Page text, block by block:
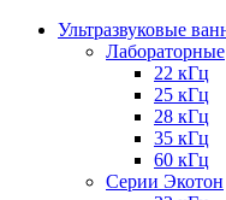
Ультразвуковые
Лабораторные
22 кГц
25 кГц
28 кГц
35 кГц
60 кГц
Серии Экотон